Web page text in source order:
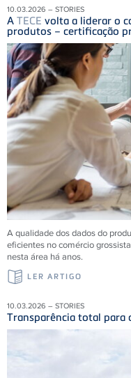
10.03.2026 – STORIES
A TECE volta a liderar o
produtos – certificação
A qualidade dos dados do
eficientes no comércio
nesta área há anos.
LER ARTIGO
10.03.2026 – STORIES
Transparência total para